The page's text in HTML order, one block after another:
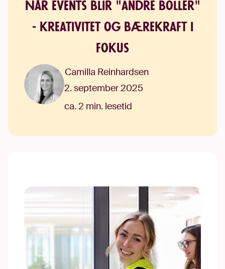
Når events blir "andre boller"
- kreativitet og bærekraft i
fokus
Camilla Reinhardsen
2. september 2025
ca. 2 min. lesetid